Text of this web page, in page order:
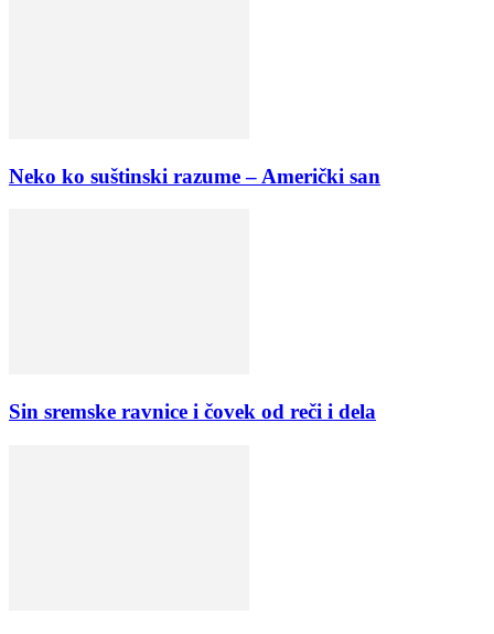
Neko ko suštinski razume – Američki san
Sin sremske ravnice i čovek od reči i dela